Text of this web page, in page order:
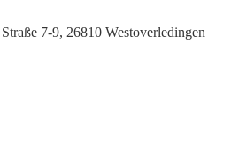
7-9, 26810 Westoverledingen